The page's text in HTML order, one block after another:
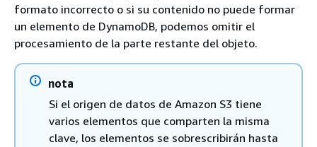
formato incorrecto o si su contenido no puede formar
un elemento de DynamoDB, podemos omitir el
procesamiento de la parte restante del objeto.
nota
Si el origen de datos de Amazon S3 tiene
varios elementos que comparten la misma
clave, los elementos se sobrescribirán hasta